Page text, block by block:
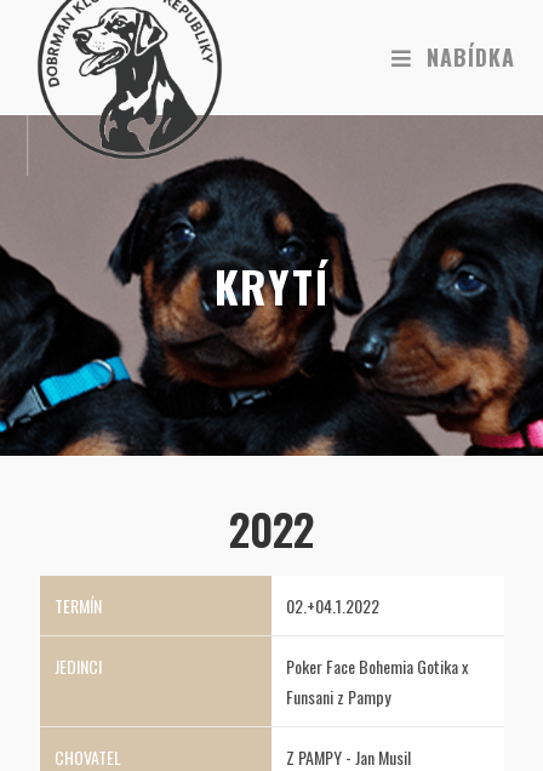
NABÍDKA
KRYTÍ
2022
02.+04.1.2022
Poker Face Bohemia Gotika x
Funsani z Pampy
Z PAMPY - Jan Musil